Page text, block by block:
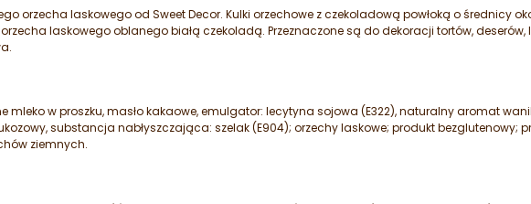
orzecha laskowego od Sweet Decor. Kulki orzechowe z czekoladową powłoką o średnicy
laskowego oblanego białą czekoladą. Przeznaczone są do dekoracji tortów, deserów,
mleko w proszku, masło kakaowe, emulgator: lecytyna sojowa (E322), naturalny aromat
substancja nabłyszczająca: szelak (E904); orzechy laskowe; produkt bezglutenowy;
ziemnych.